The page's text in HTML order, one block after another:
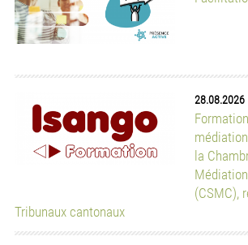
31.08.2026-05.09.2026
Alternatiba Léman 2026